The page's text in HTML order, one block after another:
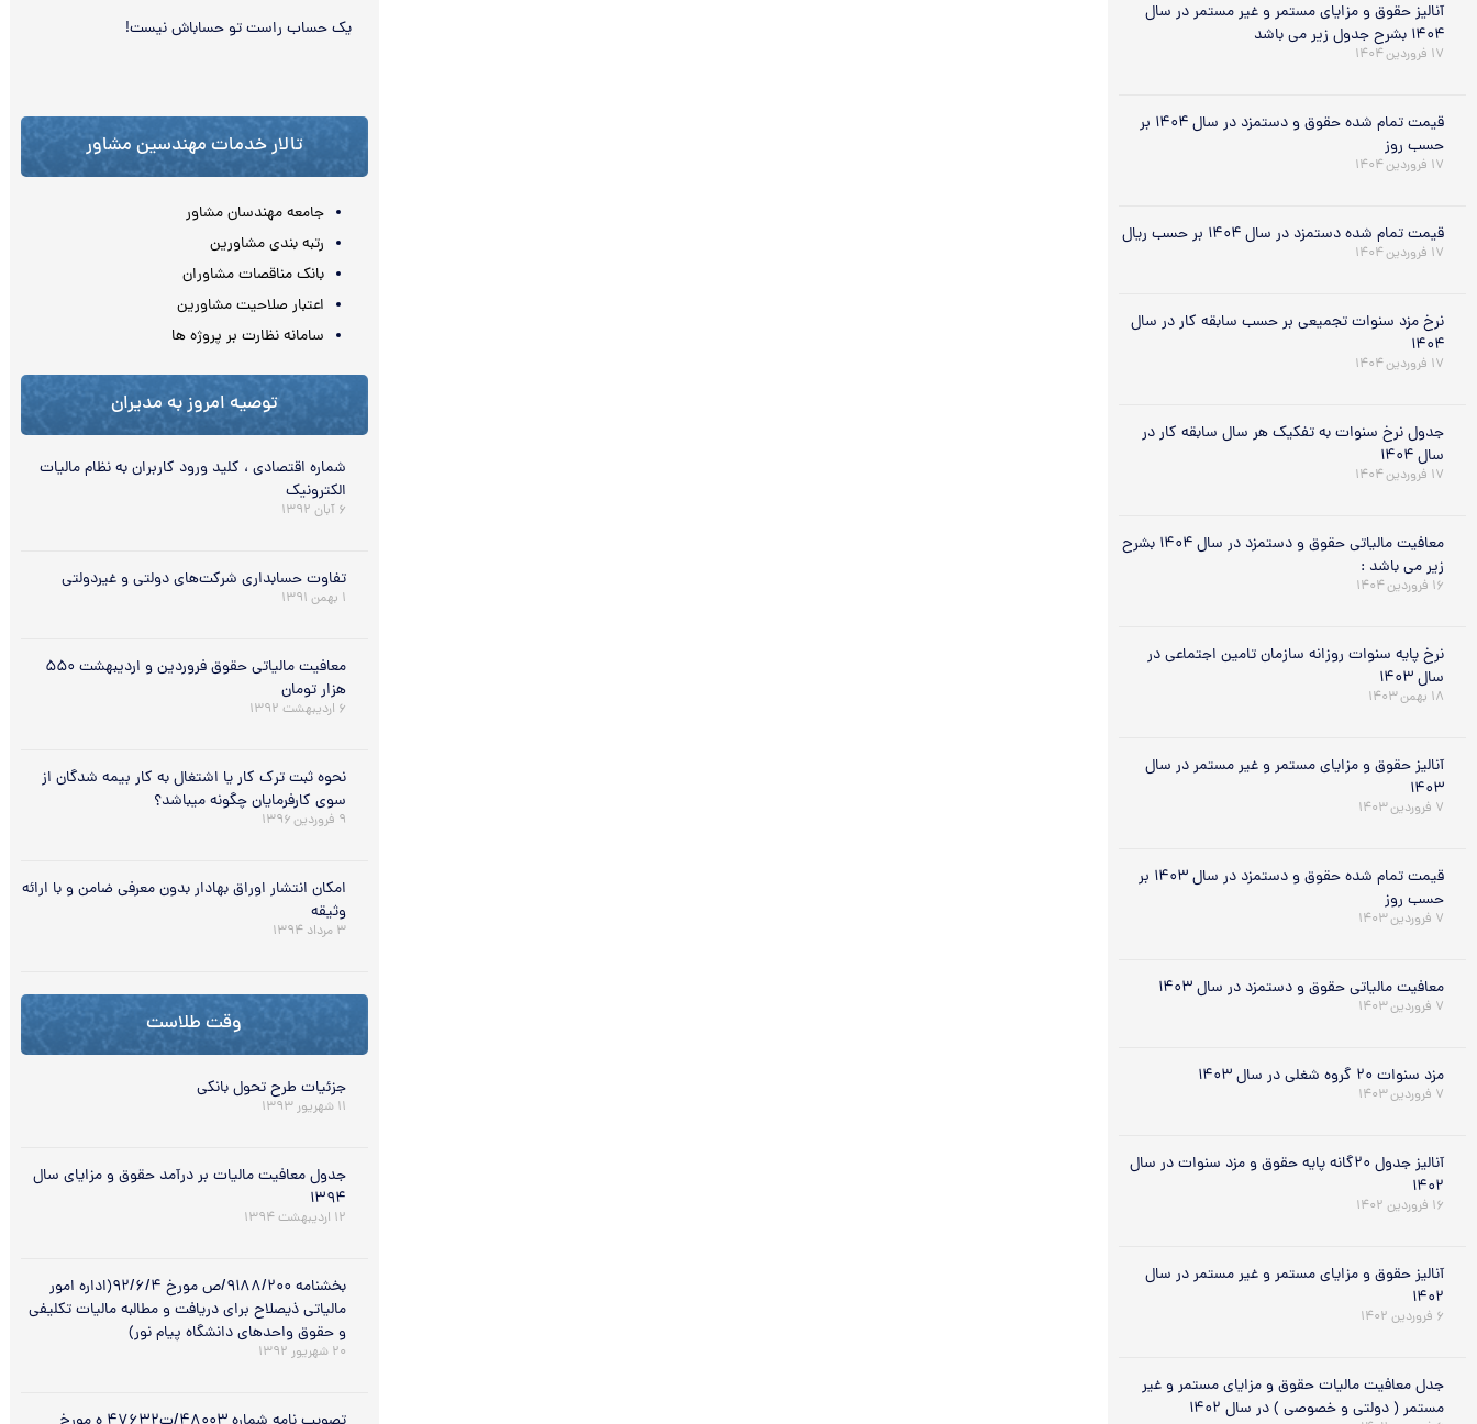
آنالیز حقوق و مزایای مستمر و غیر مستمر در سال
۱۴۰۴ بشرح جدول زیر می باشد
۱۷ فروردین ۱۴۰۴
قیمت تمام شده حقوق و دستمزد در سال ۱۴۰۴ بر
حسب روز
۱۷ فروردین ۱۴۰۴
قیمت تمام شده دستمزد در سال ۱۴۰۴ بر حسب ریال
۱۷ فروردین ۱۴۰۴
نرخ مزد سنوات تجمیعی بر حسب سابقه کار در سال
۱۴۰۴
۱۷ فروردین ۱۴۰۴
جدول نرخ سنوات به تفکیک هر سال سابقه کار در
سال ۱۴۰۴
۱۷ فروردین ۱۴۰۴
معافیت مالیاتی حقوق و دستمزد در سال ۱۴۰۴ بشرح
زیر می باشد :
۱۶ فروردین ۱۴۰۴
نرخ پایه سنوات روزانه سازمان تامین اجتماعی در
سال ۱۴۰۳
۱۸ بهمن ۱۴۰۳
آنالیز حقوق و مزایای مستمر و غیر مستمر در سال
۱۴۰۳
۷ فروردین ۱۴۰۳
قیمت تمام شده حقوق و دستمزد در سال ۱۴۰۳ بر
حسب روز
۷ فروردین ۱۴۰۳
معافیت مالیاتی حقوق و دستمزد در سال ۱۴۰۳
۷ فروردین ۱۴۰۳
مزد سنوات ۲۰ گروه شغلی در سال ۱۴۰۳
۷ فروردین ۱۴۰۳
آنالیز جدول ۲۰گانه پایه حقوق و مزد سنوات در سال
۱۴۰۲
۱۶ فروردین ۱۴۰۲
آنالیز حقوق و مزایای مستمر و غیر مستمر در سال
۱۴۰۲
۶ فروردین ۱۴۰۲
جدل معافیت مالیات حقوق و مزایای مستمر و غیر
مستمر ( دولتی و خصوصی ) در سال ۱۴۰۲
یک حساب راست تو حساباش نیست!
تالار خدمات مهندسین مشاور
جامعه مهندسان مشاور
رتبه بندی مشاورین
بانک مناقصات مشاوران
اعتبار صلاحیت مشاورین
سامانه نظارت بر پروژه ها
توصیه امروز به مدیران
شماره اقتصادی ، کلید ورود کاربران به نظام مالیات
الکترونیک
۶ آبان ۱۳۹۲
تفاوت حسابداری شرکت‌های دولتی و غیردولتی
۱ بهمن ۱۳۹۱
معافیت مالیاتی حقوق فروردین و اردیبهشت ۵۵۰
هزار تومان
۶ اردیبهشت ۱۳۹۲
نحوه ثبت ترك کار یا اشتغال به کار بیمه شدگان از
سوي کارفرمایان چگونه میباشد؟
۹ فروردین ۱۳۹۶
امکان انتشار اوراق بهادار بدون معرفی ضامن و با ارائه
وثیقه
۳ مرداد ۱۳۹۴
وقت طلاست
جزئیات طرح تحول بانکی
۱۱ شهریور ۱۳۹۳
جدول معافیت مالیات بر درآمد حقوق و مزایای سال
۱۳۹۴
۱۲ اردیبهشت ۱۳۹۴
بخشنامه ۹۱۸۸/۲۰۰/ص مورخ ۹۲/۶/۴(اداره امور
مالیاتی ذیصلاح برای دریافت و مطالبه مالیات تکلیفی
و حقوق واحدهای دانشگاه پیام نور)
۲۰ شهریور ۱۳۹۲